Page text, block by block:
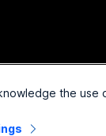
direitos reservados.
the use